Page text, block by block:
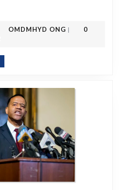
OMDMHYD ONG |
0
PLUS